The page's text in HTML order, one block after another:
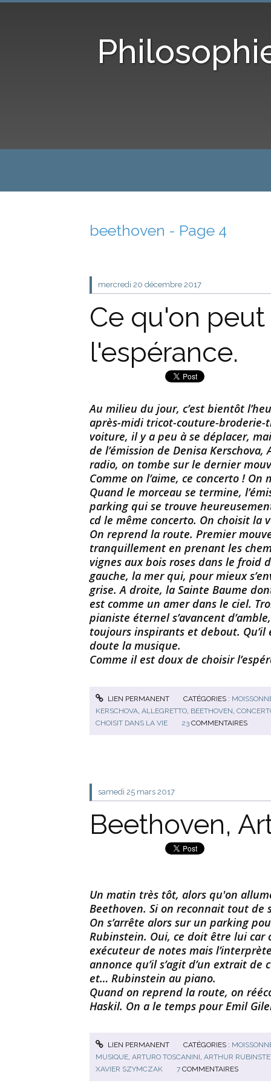
beethoven - Page 4
mercredi 20 décembre 2017
Ce qu'on peut
l'espérance.
Au milieu du jour, c’est bientôt
après-midi tricot-couture-broderie-
voiture, il y a peu à se déplacer,
de l’émission de Denisa
radio, on tombe sur le dernier
Comme on l’aime, ce concerto ! On
Quand le morceau se termine,
parking qui se trouve
cd le même concerto. On choisit la
On reprend la route. Premier
tranquillement en prenant les
vignes aux bois roses dans le froid
gauche, la mer qui, pour mieux
grise. A droite, la Sainte Baume
est comme un amer dans le ciel.
pianiste éternel s’avancent
toujours inspirants et debout.
doute la musique.
Comme il est doux de choisir
LIEN PERMANENT CATÉGORIES :
KERSCHOVA ALLEGRETTO BEETHOVEN
CHOISIT DANS LA VIE
23 COMMENTAIRES
samedi 25 mars 2017
Beethoven,
Un matin très tôt, alors qu'on
Beethoven. Si on reconnait tout de
On s’arrête alors sur un parking
Rubinstein. Oui, ce doit être lui car
exécuteur de notes mais
annonce qu’il s’agit d’un extrait
et… Rubinstein au piano.
Quand on reprend la route, on
Haskil. On a le temps pour Emil
LIEN PERMANENT CATÉGORIES :
MUSIQUE, ARTURO TOSCANINI, ARTHUR
XAVIER SZYMCZAK
7 COMMENTAIRES